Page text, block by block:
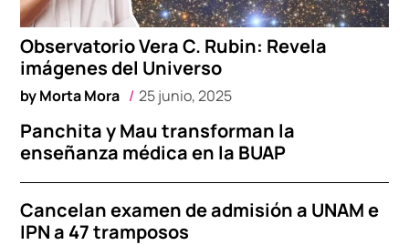
Observatorio Vera C. Rubin: Revela
imágenes del Universo
byMorta Mora 25 junio, 2025
Panchita y Mau transforman la
enseñanza médica en la BUAP
Cancelan examen de admisión a UNAM e
IPN a 47 tramposos